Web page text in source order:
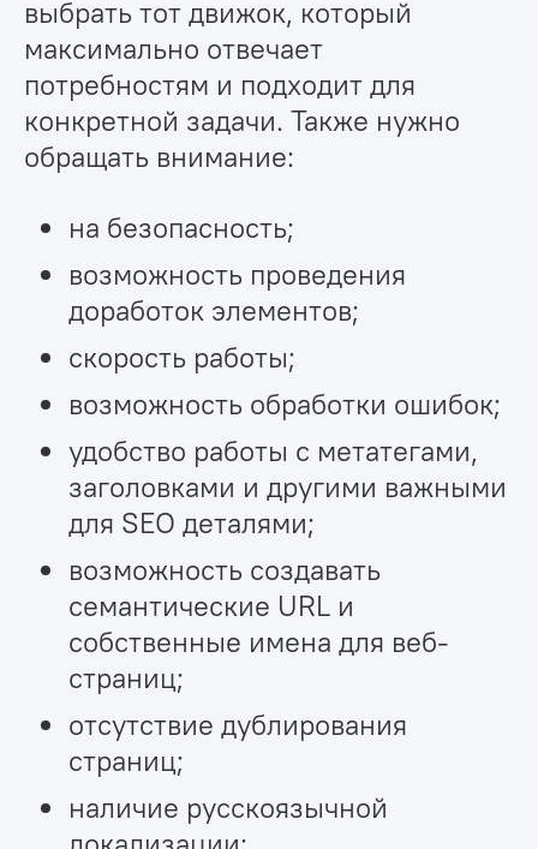
выбрать тот движок, который
максимально отвечает
потребностям и подходит для
конкретной задачи. Также нужно
обращать внимание:
на безопасность;
возможность проведения
доработок элементов;
скорость работы;
возможность обработки ошибок;
удобство работы с метатегами,
заголовками и другими важными
для SEO деталями;
возможность создавать
семантические URL и
собственные имена для веб-
страниц;
отсутствие дублирования
страниц;
наличие русскоязычной